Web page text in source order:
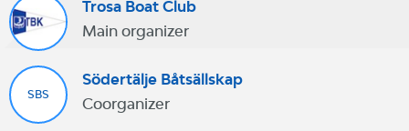
Trosa Boat Club
Main organizer
SBS
Södertälje Båtsällskap
Coorganizer